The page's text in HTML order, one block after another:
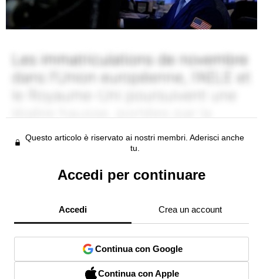
Questo articolo è riservato ai nostri membri. Aderisci anche
tu.
Accedi per continuare
Accedi Crea un account
Continua con Google
Continua con Apple